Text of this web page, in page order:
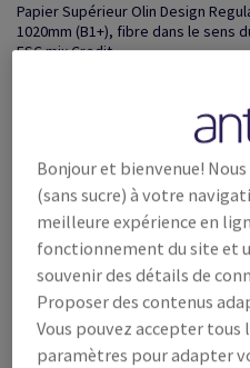
Papier Supérieur Olin Design
1020mm (B1+), fibre dans le sens
FSC mix Credit
Promotions: Offre temporaire!
Prix TTC
22,21% OFF
WEB Prix promo TTC
€ 1 936,74
/ 1 000 feuille(s)
(176 kg )
Bonjour et bienvenue!
(sans sucre) à votre
meilleure expérience en
fonctionnement du site et
souvenir des détails de
Proposer des contenus
Vous pouvez accepter tous
paramètres pour adapter